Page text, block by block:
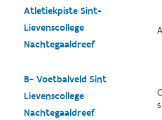
Atletiekpiste Sint-
Lievenscollege
Nachtegaaldreef
B- Voetbalveld Sint
Lievenscollege
Nachtegaaldreef